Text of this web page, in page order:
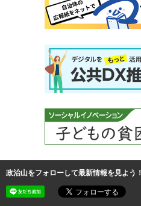
政治山をフォローして最新情報を見よう！